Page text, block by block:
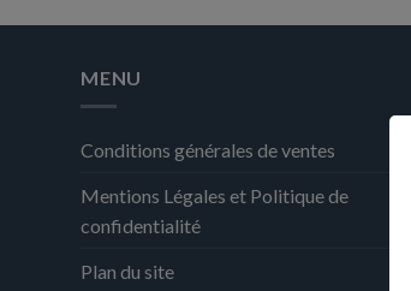
MENU
Conditions générales de ventes
Mentions Légales et Politique de
confidentialité
Plan du site